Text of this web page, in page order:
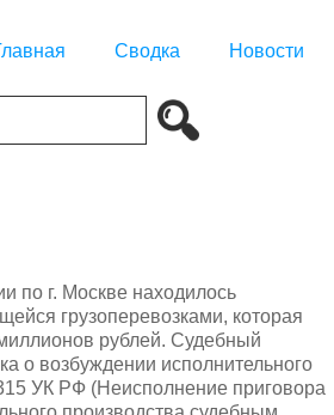
Сводка Новости
по г. Москве находилось
грузоперевозками, которая
рублей. Судебный
о возбуждении исполнительного
УК РФ (Неисполнение приговора